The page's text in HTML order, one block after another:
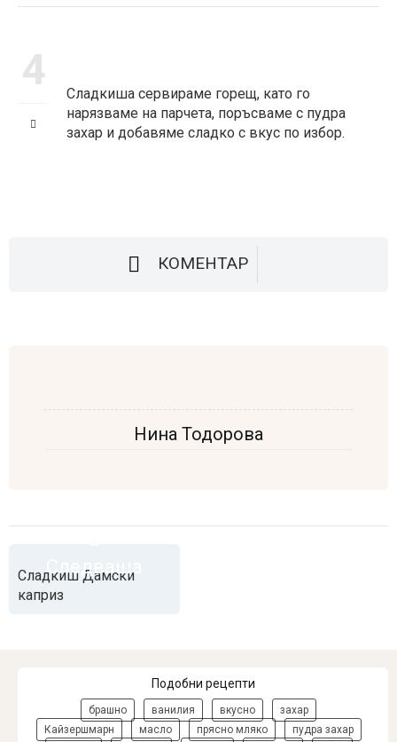
4
Сладкиша сервираме горещ, като го
нарязваме на парчета, поръсваме с пудра
захар и добавяме сладко с вкус по избор.
КОМЕНТАР
Нина Тодорова
Следваща
Сладкиш Дамски
каприз
Подобни рецепти
брашно ванилия вкусно
захар
Кайзершмарн
масло прясно мляко
пудра захар